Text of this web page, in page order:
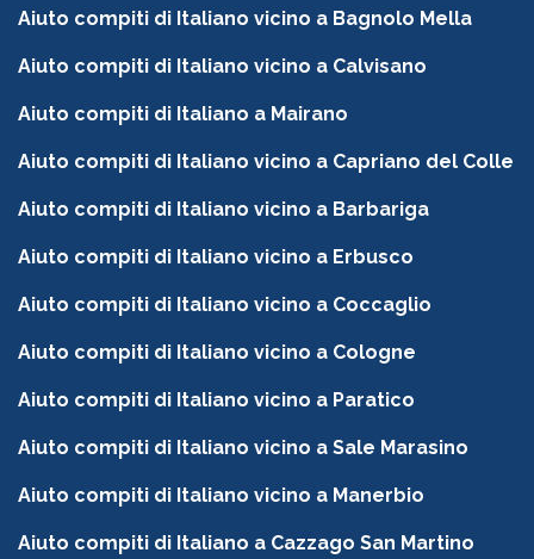
Aiuto compiti di Italiano vicino a Bagnolo Mella
Aiuto compiti di Italiano vicino a Calvisano
Aiuto compiti di Italiano a Mairano
Aiuto compiti di Italiano vicino a Capriano del Colle
Aiuto compiti di Italiano vicino a Barbariga
Aiuto compiti di Italiano vicino a Erbusco
Aiuto compiti di Italiano vicino a Coccaglio
Aiuto compiti di Italiano vicino a Cologne
Aiuto compiti di Italiano vicino a Paratico
Aiuto compiti di Italiano vicino a Sale Marasino
Aiuto compiti di Italiano vicino a Manerbio
Aiuto compiti di Italiano a Cazzago San Martino